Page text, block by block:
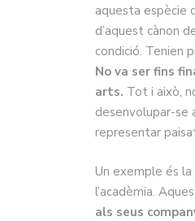
aquesta espècie
d’aquest cànon
condició. Tenien
No va ser fins
arts. Tot i això,
desenvolupar-se
representar
Un exemple és
l’acadèmia.
als seus